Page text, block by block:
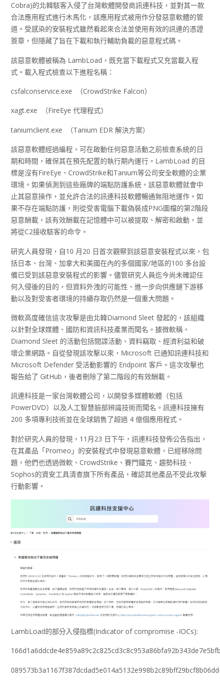
Cobra)的北韓駭客入侵了台灣軟體開發商訊連科技，並對其一款
合法應用程式進行木馬化，該應用程式被用作分發惡意軟體的管
道。受感染的安裝程式雖然看起來合法並使用有效的訊連的憑證
簽章，但隱藏了旨在下載和執行輔助負載的惡意程式碼。
該惡意軟體被稱為 LambLoad，既充當下載程式又充當載入程
式。載入程式檢查以下進程名稱：
csfalconservice.exe （CrowdStrike Falcon）
xagt.exe （FireEye 代理程式）
taniumclient.exe （Tanium EDR 解決方案）
該惡意軟體經過編程，可在啟動任何惡意活動之前檢查系統的日
期和時間，確保其在預先配置的執行期內運行。LambLoad 的目
標是沒有FireEye、CrowdStrike和Tanium等公司安全軟體的企業
環境。如果偵測到這些廠牌的端點防護系統，該惡意軟體就會中
止其惡意操作，並允許合法的訊連科技軟體暢通無阻地運作。如
果不存在端點防護，則從受害電腦下載偽裝成PNG圖檔的第2階段
惡意酬載，該有效酬載在記憶體中可以被提取、解密和啟動，並
將從C2接收駭客的命令。
研究人員發現，自10 月20 日首次觀察到該惡意安裝程式以來，包
括日本、台灣、加拿大和美國在內的多個國家/地區的100 多台設
備已受到該惡意安裝程式的影響。儘管研究人員迄今尚未確認任
何入侵後的目的，但資料外洩的可能性、進一步向供應鏈下游移
動以及對受害者環境的持續存取仍然是一個重大問題。
微軟高度確信這次攻擊是由北韓Diamond Sleet 發起的，該組織
以針對全球媒體、國防和資訊科技產業而聞名。據微軟稱，
Diamond Sleet 的活動包括間諜活動、資料竊取、經濟利益和破
壞企業網路。自從發現該攻擊以來，Microsoft 已通知訊連科技和
Microsoft Defender 受活動影響的 Endpoint 客戶。這次攻擊也
報告給了 GitHub，後者刪除了第二階段的有效酬載。
訊連科技是一家台灣軟體公司，以開發多媒體軟體（包括
PowerDVD）以及人工智慧臉部辨識技術而聞名。訊連科技擁有
200 多項專利技術並在全球銷售了超過 4 億個應用程式。
對於研究人員的發現，11月23 日下午，訊連科技發佈公告指出，
在其產品「Promeo」的安裝程式中發現惡意軟體，已經移除問
題，他們也透過微軟、CrowdStrike、賽門鐵克、趨勢科技、
Sophos的資安工具清查旗下所有產品，確認其他產品不受此攻擊
行動影響。
LambLoad的部分入侵指標(Indicator of compromise -IOCs):